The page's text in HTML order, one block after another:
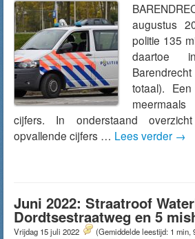
augustus
politie 135
daartoe
totaal).
cijfers. In onderstaand
opvallende cijfers … Lees verder →
Juni 2022: Straatroof
Dordtsestraatweg en 5
Vrijdag 15 juli 2022 (Gemiddelde leestijd: 1 min,